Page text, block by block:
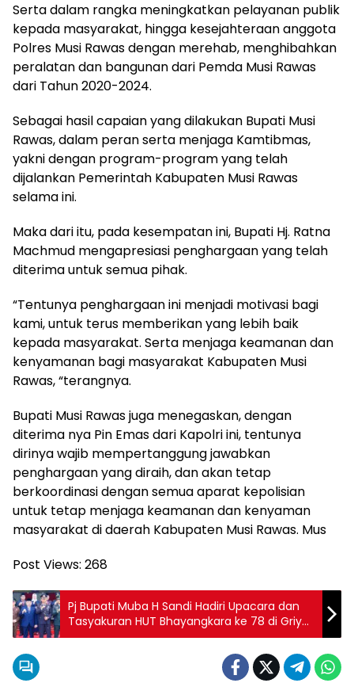
Serta dalam rangka meningkatkan pelayanan publik
kepada masyarakat, hingga kesejahteraan anggota
Polres Musi Rawas dengan merehab, menghibahkan
peralatan dan bangunan dari Pemda Musi Rawas
dari Tahun 2020-2024.
Sebagai hasil capaian yang dilakukan Bupati Musi
Rawas, dalam peran serta menjaga Kamtibmas,
yakni dengan program-program yang telah
dijalankan Pemerintah Kabupaten Musi Rawas
selama ini.
Maka dari itu, pada kesempatan ini, Bupati Hj. Ratna
Machmud mengapresiasi penghargaan yang telah
diterima untuk semua pihak.
“Tentunya penghargaan ini menjadi motivasi bagi
kami, untuk terus memberikan yang lebih baik
kepada masyarakat. Serta menjaga keamanan dan
kenyamanan bagi masyarakat Kabupaten Musi
Rawas, “terangnya.
Bupati Musi Rawas juga menegaskan, dengan
diterima nya Pin Emas dari Kapolri ini, tentunya
dirinya wajib mempertanggung jawabkan
penghargaan yang diraih, dan akan tetap
berkoordinasi dengan semua aparat kepolisian
untuk tetap menjaga keamanan dan kenyaman
masyarakat di daerah Kabupaten Musi Rawas. Mus
Post Views: 268
Pj Bupati Muba H Sandi Hadiri Upacara dan
Tasyakuran HUT Bhayangkara ke 78 di Griya
Bumi Serasan Sekate